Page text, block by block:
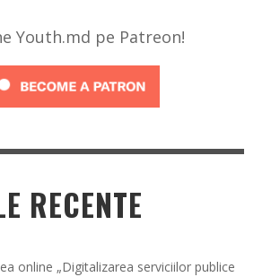
Youth.md pe Patreon!
RECENTE
online „Digitalizarea serviciilor publice